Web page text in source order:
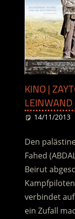
KINO |
LEINWAND
14/11/2013
Den
Fahed
Beirut
Kampfpiloten
verbindet
ein Zufall